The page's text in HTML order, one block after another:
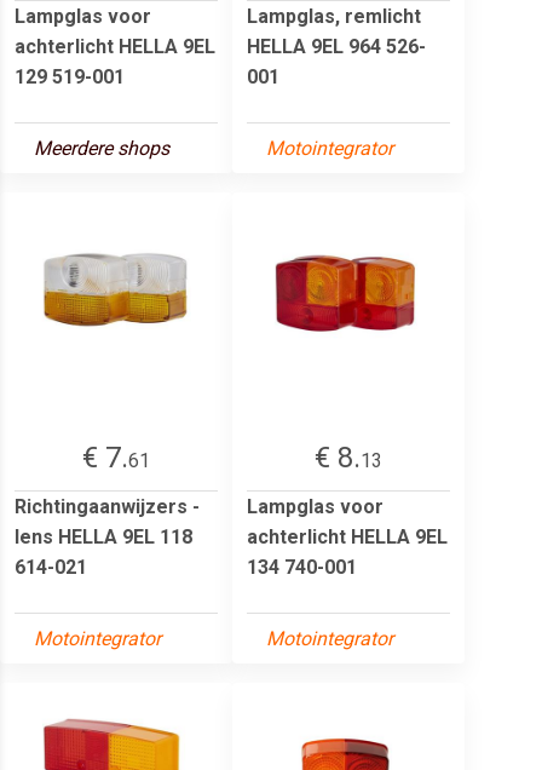
Lampglas voor
achterlicht HELLA 9EL
129 519-001
Meerdere shops
Lampglas, remlicht
HELLA 9EL 964 526-
001
Motointegrator
€ 7.61
Richtingaanwijzers -
lens HELLA 9EL 118
614-021
Motointegrator
€ 8.13
Lampglas voor
achterlicht HELLA 9EL
134 740-001
Motointegrator